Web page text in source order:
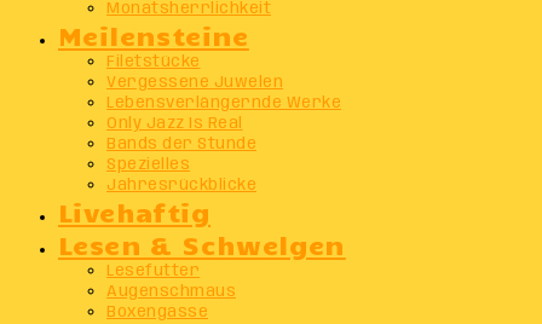
Monatsherrlichkeit
Meilensteine
Filetstücke
Vergessene Juwelen
Lebensverlängernde Werke
Only Jazz Is Real
Bands der Stunde
Spezielles
Jahresrückblicke
Livehaftig
Lesen & Schwelgen
Lesefutter
Augenschmaus
Boxengasse